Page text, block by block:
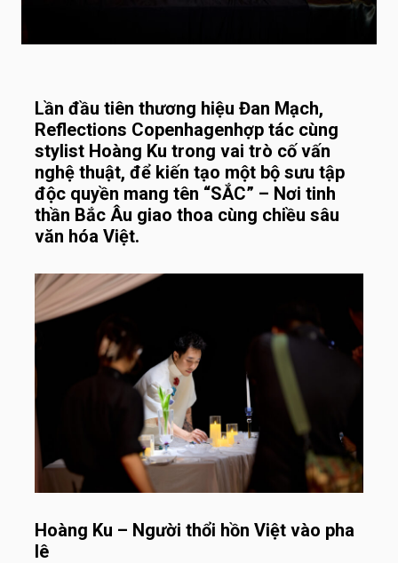
Lần đầu tiên thương hiệu Đan Mạch,
Reflections Copenhagenhợp tác cùng
stylist Hoàng Ku trong vai trò cố vấn
nghệ thuật, để kiến tạo một bộ sưu tập
độc quyền mang tên “SẮC” – Nơi tinh
thần Bắc Âu giao thoa cùng chiều sâu
văn hóa Việt.
Hoàng Ku – Người thổi hồn Việt vào pha
lê